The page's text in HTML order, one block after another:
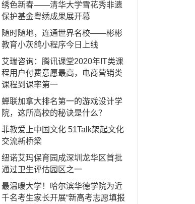
绣色新春——清华大学雪花秀非遗
保护基金粤绣成果展开幕
随时随地，连通世界名校——彬彬
教育小灰鸽小程序今日上线
艾瑞咨询：腾讯课堂2020年IT类课
程用户付费意愿最高，电商营销类
课程到课率第一
蝉联加拿大排名第一的游戏设计学
院，这所高校的秘诀是什么？
菲教爱上中国文化 51Talk架起文化
交流新桥梁
纽诺艾玛保育园成深圳龙华区首批
通过卫生评估园区之一
最温暖大学！哈尔滨华德学院为近
千名考生家长开展“新高考志愿填报